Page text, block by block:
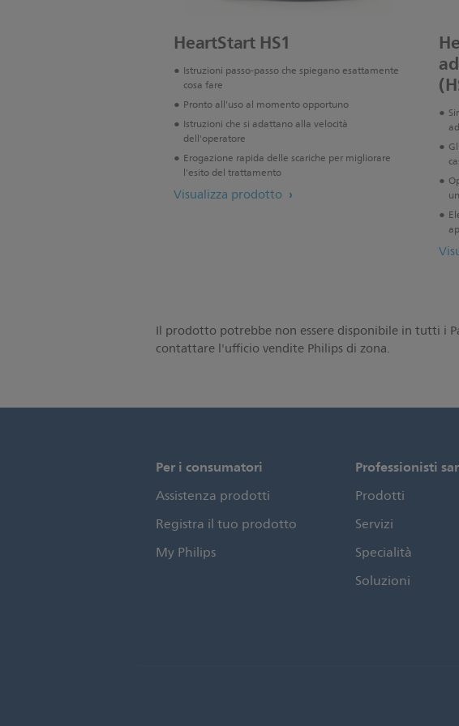
HeartStart HS1
Istruzioni passo-passo che spiegano esattamente
cosa fare
Pronto all'uso al momento opportuno
Istruzioni che si adattano alla velocità
dell'operatore
Erogazione rapida delle scariche per migliorare
l'esito del trattamento
Visualizza prodotto
Il prodotto potrebbe non essere disponibile in tutti i
contattare l'ufficio vendite Philips di zona.
Per i consumatori
Assistenza prodotti
Registra il tuo prodotto
My Philips
Professionisti
Prodotti
Servizi
Specialità
Soluzioni